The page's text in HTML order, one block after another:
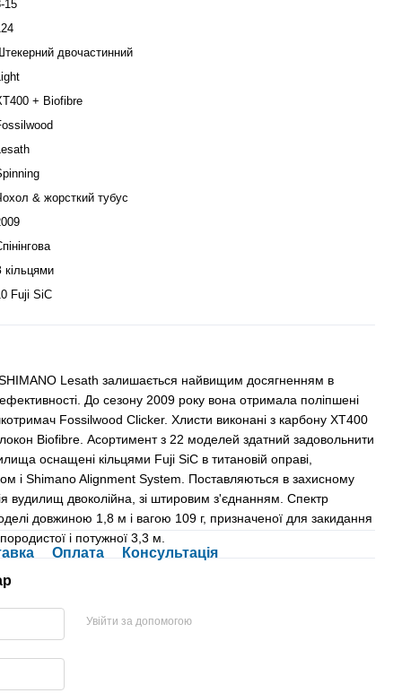
15
двочастинний
+ Biofibre
& жорсткий тубус
кільцями
Fuji SiC
SHIMANO Lesath залишається найвищим досягненням в
До сезону 2009 року вона отримала поліпшені
Fossilwood Clicker. Хлисти виконані з карбону XT400
Biofibre. Асортимент з 22 моделей здатний задовольнити
оснащені кільцями Fuji SiC в титановій оправі,
і Shimano Alignment System. Поставляються в захисному
вудилищ двоколійна, зі штировим з'єднанням. Спектр
довжиною 1,8 м і вагою 109 г, призначеної для закидання
і потужної 3,3 м.
Оплата
Консультація
Увійти за допомогою